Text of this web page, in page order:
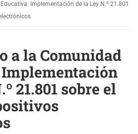
Implementación de la Ley N.º 21.801
a la Comunidad
21.801 sobre el